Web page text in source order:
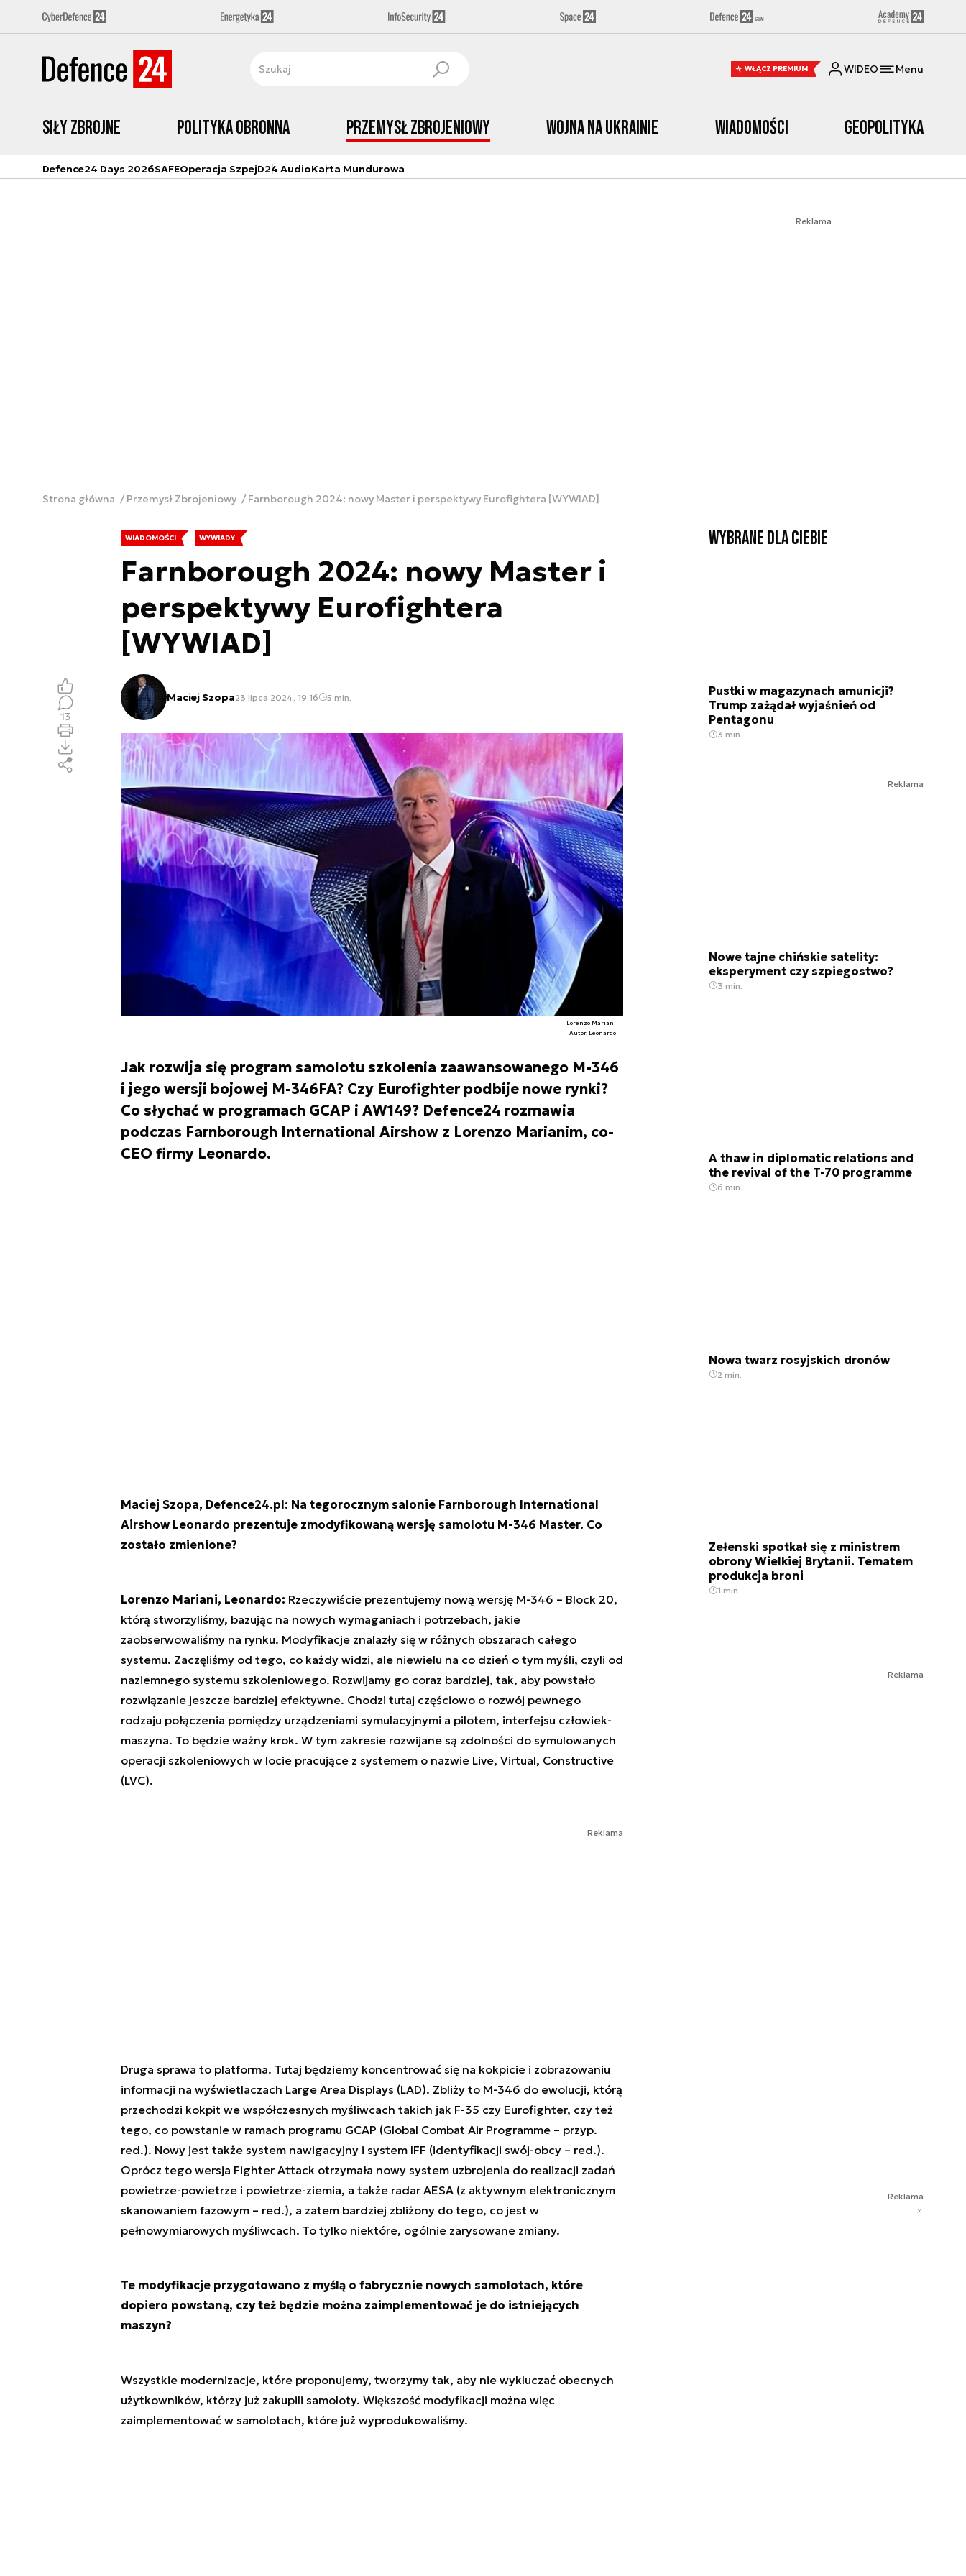
WŁĄCZ PREMIUM WIDEO Menu
Siły zbrojne Polityka obronna Przemysł Zbrojeniowy Wojna na Ukrainie Wiadomości Geopolityka
Defence24 Days 2026SAFEOperacja SzpejD24 AudioKarta Mundurowa
Reklama
Strona główna Przemysł Zbrojeniowy Farnborough 2024: nowy Master i perspektywy Eurofightera [WYWIAD]
WIADOMOŚCI WYWIADY
Farnborough 2024: nowy Master i
perspektywy Eurofightera
[WYWIAD]
Maciej Szopa23 lipca 2024, 19:16 5 min.
Lorenzo Mariani
Autor. Leonardo
Jak rozwija się program samolotu szkolenia zaawansowanego M-346
i jego wersji bojowej M-346FA? Czy Eurofighter podbije nowe rynki?
Co słychać w programach GCAP i AW149? Defence24 rozmawia
podczas Farnborough International Airshow z Lorenzo Marianim, co-
CEO firmy Leonardo.
13
Maciej Szopa, Defence24.pl: Na tegorocznym salonie Farnborough International
Airshow Leonardo prezentuje zmodyfikowaną wersję samolotu M-346 Master. Co
zostało zmienione?
Lorenzo Mariani, Leonardo: Rzeczywiście prezentujemy nową wersję M-346 – Block 20,
którą stworzyliśmy, bazując na nowych wymaganiach i potrzebach, jakie
zaobserwowaliśmy na rynku. Modyfikacje znalazły się w różnych obszarach całego
systemu. Zaczęliśmy od tego, co każdy widzi, ale niewielu na co dzień o tym myśli, czyli od
naziemnego systemu szkoleniowego. Rozwijamy go coraz bardziej, tak, aby powstało
rozwiązanie jeszcze bardziej efektywne. Chodzi tutaj częściowo o rozwój pewnego
rodzaju połączenia pomiędzy urządzeniami symulacyjnymi a pilotem, interfejsu człowiek-
maszyna. To będzie ważny krok. W tym zakresie rozwijane są zdolności do symulowanych
operacji szkoleniowych w locie pracujące z systemem o nazwie Live, Virtual, Constructive
(LVC).
Reklama
Druga sprawa to platforma. Tutaj będziemy koncentrować się na kokpicie i zobrazowaniu
informacji na wyświetlaczach Large Area Displays (LAD). Zbliży to M-346 do ewolucji, którą
przechodzi kokpit we współczesnych myśliwcach takich jak F-35 czy Eurofighter, czy też
tego, co powstanie w ramach programu GCAP (Global Combat Air Programme – przyp.
red.). Nowy jest także system nawigacyjny i system IFF (identyfikacji swój-obcy – red.).
Oprócz tego wersja Fighter Attack otrzymała nowy system uzbrojenia do realizacji zadań
powietrze-powietrze i powietrze-ziemia, a także radar AESA (z aktywnym elektronicznym
skanowaniem fazowym – red.), a zatem bardziej zbliżony do tego, co jest w
pełnowymiarowych myśliwcach. To tylko niektóre, ogólnie zarysowane zmiany.
Te modyfikacje przygotowano z myślą o fabrycznie nowych samolotach, które
dopiero powstaną, czy też będzie można zaimplementować je do istniejących
maszyn?
Wszystkie modernizacje, które proponujemy, tworzymy tak, aby nie wykluczać obecnych
użytkowników, którzy już zakupili samoloty. Większość modyfikacji można więc
zaimplementować w samolotach, które już wyprodukowaliśmy.
Wybrane dla Ciebie
Pustki w magazynach amunicji?
Trump zażądał wyjaśnień od
Pentagonu
3 min.
Reklama
Nowe tajne chińskie satelity:
eksperyment czy szpiegostwo?
3 min.
A thaw in diplomatic relations and
the revival of the T-70 programme
6 min.
Nowa twarz rosyjskich dronów
2 min.
Zełenski spotkał się z ministrem
obrony Wielkiej Brytanii. Tematem
produkcja broni
1 min.
Reklama
Reklama